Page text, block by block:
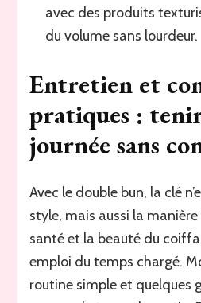
avec des produits
du volume sans lourdeur.
Entretien et
pratiques :
journée sans
Avec le double bun, la clé
style, mais aussi la
santé et la beauté du
emploi du temps chargé.
routine simple et quelques